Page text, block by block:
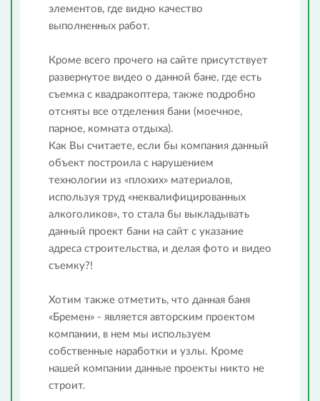
элементов, где видно качество
выполненных работ.
Кроме всего прочего на сайте присутствует
развернутое видео о данной бане, где есть
съемка с квадракоптера, также подробно
отсняты все отделения бани (моечное,
парное, комната отдыха).
Как Вы считаете, если бы компания данный
объект построила с нарушением
технологии из «плохих» материалов,
используя труд «неквалифицированных
алкоголиков», то стала бы выкладывать
данный проект бани на сайт с указание
адреса строительства, и делая фото и видео
съемку?!
Хотим также отметить, что данная баня
«Бремен» - является авторским проектом
компании, в нем мы используем
собственные наработки и узлы. Кроме
нашей компании данные проекты никто не
строит.